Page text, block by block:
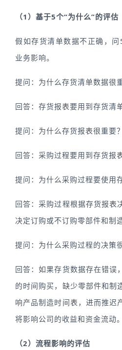
（1）基于5个“为什么”的评估
假如存货清单数据不正确，问
业务影响。
提问：为什么存货清单数据很
回答：存货报表要用到存货清
提问：为什么存货报表很重要？
回答：采购过程要用到存货报表
提问：为什么采购过程要使用
回答：采购过程根据存货报表
决定订购或不订购零部件和制
提问：为什么采购过程的决策
回答：如果存货数据存在错误
的时间购买，缺少零部件和制
响产品制造时间表，进而推迟
将影响公司的收益和资金流动。
（2）流程影响的评估